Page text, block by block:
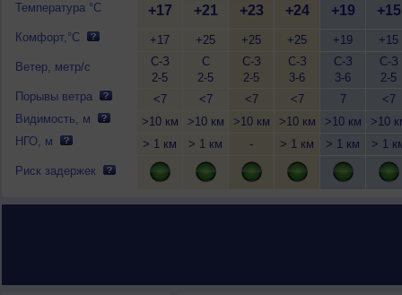
Температура °C
Комфорт,°C
Ветер, метр/с
Порывы ветра
Видимость, м
НГО, м
Риск задержек
+17
+17
С-З
2-5
<7
>10 км
> 1 км
+21
+25
С
2-5
<7
>10 км
> 1 км
+23
+25
С-З
2-5
<7
>10 км
-
+24
+25
С-З
3-6
<7
>10 км
> 1 км
+19
+19
С-З
3-6
7
>10 км
> 1 км
+15
+15
С-З
2-5
<7
>10
> 1